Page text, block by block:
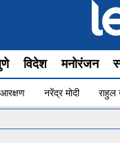
विदेश मनोरंजन
आरक्षण नरेंद्र मोदी राहुल